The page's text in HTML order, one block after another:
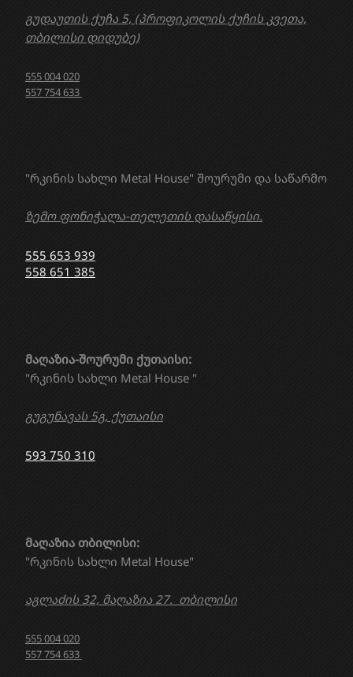
"რკინის სახლი Metal House" შოურუმი და საწარმო
ზემო ფონიჭალა-თელეთის დასაწყისი.
555 653 939
558 651 385
მაღაზია თბილისი:
"რკინის სახლი Metal House"
აგლაძის 32, მაღაზია 27. თბილისი
555 004 020
557 754 633
მაღაზია-შოურუმი ქუთაისი:
"რკინის სახლი Metal House "
გუგუნავას 5გ, ქუთაისი
593 750 310
გუდაუთის ქუჩა 5, (პროფიკოლის ქუჩის კვეთა,
თბილისი დიდუბე)
555 004 020
557 754 633